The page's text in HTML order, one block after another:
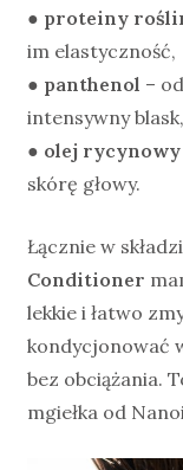
● proteiny
im elastyczność,
● panthenol –
intensywny blask,
● olej rycynowy
skórę głowy.
Łącznie w
Conditioner
lekkie i łatwo
kondycjonować
bez obciążania.
mgiełka od